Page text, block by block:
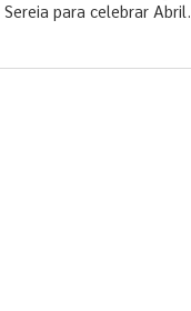
para celebrar Abril.